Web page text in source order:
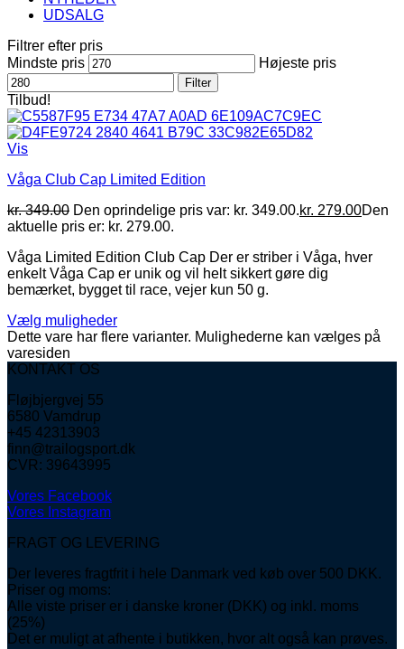
UDSALG
Filtrer efter pris
Mindste pris
Højeste pris
Filter
Tilbud!
Vis
Våga Club Cap Limited Edition
kr.349.00 Den oprindelige pris var: kr. 349.00.kr. 279.00Den
aktuelle pris er: kr. 279.00.
Våga Limited Edition Club Cap Der er striber i Våga, hver
enkelt Våga Cap er unik og vil helt sikkert gøre dig
bemærket, bygget til race, vejer kun 50 g.
Vælg muligheder
Dette vare har flere varianter. Mulighederne kan vælges på
varesiden
KONTAKT OS
Fløjbjergvej 55
6580 Vamdrup
+45 42313903
finn@trailogsport.dk
CVR: 39643995
Vores Facebook
Vores Instagram
FRAGT OG LEVERING
Der leveres fragtfrit i hele Danmark ved køb over 500 DKK.
Priser og moms:
Alle viste priser er i danske kroner (DKK) og inkl. moms
(25%)
Det er muligt at afhente i butikken, hvor alt også kan prøves.